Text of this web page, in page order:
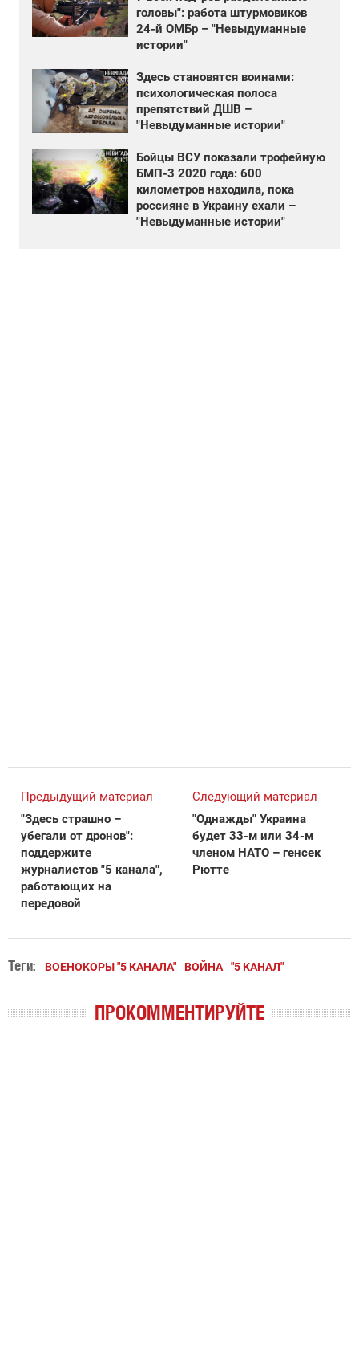
головы": работа штурмовиков
24-й ОМБр – "Невыдуманные
истории"
Здесь становятся воинами:
психологическая полоса
препятствий ДШВ –
"Невыдуманные истории"
Бойцы ВСУ показали трофейную
БМП-3 2020 года: 600
километров находила, пока
россияне в Украину ехали –
"Невыдуманные истории"
Предыдущий материал
"Здесь страшно –
убегали от дронов":
поддержите
журналистов "5 канала",
работающих на
передовой
Следующий материал
"Однажды" Украина
будет 33-м или 34-м
членом НАТО – генсек
Рютте
Теги: ВОЕНОКОРЫ "5 КАНАЛА" ВОЙНА "5 КАНАЛ"
ПРОКОММЕНТИРУЙТЕ